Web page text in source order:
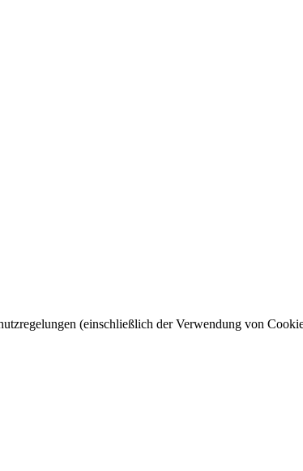
(einschließlich der Verwendung von